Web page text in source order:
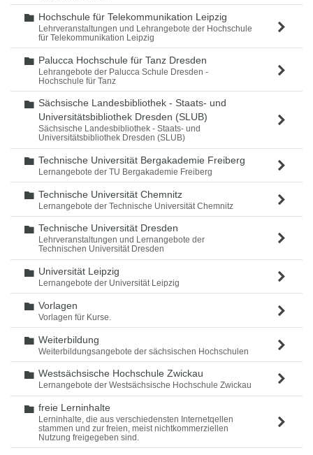
Ordner
Hochschule für Telekommunikation Leipzig
Lehrveranstaltungen und Lehrangebote der Hochschule
für Telekommunikation Leipzig
Ordner
Palucca Hochschule für Tanz Dresden
Lehrangebote der Palucca Schule Dresden -
Hochschule für Tanz
Ordner
Sächsische Landesbibliothek - Staats- und
Universitätsbibliothek Dresden (SLUB)
Sächsische Landesbibliothek - Staats- und
Universitätsbibliothek Dresden (SLUB)
Ordner
Technische Universität Bergakademie Freiberg
Lernangebote der TU Bergakademie Freiberg
Ordner
Technische Universität Chemnitz
Lernangebote der Technische Universität Chemnitz
Ordner
Technische Universität Dresden
Lehrveranstaltungen und Lernangebote der
Technischen Universität Dresden
Ordner
Universität Leipzig
Lernangebote der Universität Leipzig
Ordner
Vorlagen
Vorlagen für Kurse.
Ordner
Weiterbildung
Weiterbildungsangebote der sächsischen Hochschulen
Ordner
Westsächsische Hochschule Zwickau
Lernangebote der Westsächsische Hochschule Zwickau
Ordner
freie Lerninhalte
Lerninhalte, die aus verschiedensten Internetqellen
stammen und zur freien, meist nichtkommerziellen
Nutzung freigegeben sind.